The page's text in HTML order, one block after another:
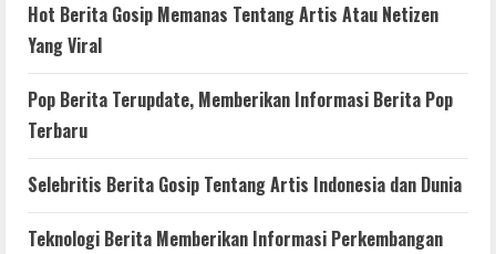
Hot Berita Gosip Memanas Tentang Artis Atau Netizen
Yang Viral
Pop Berita Terupdate, Memberikan Informasi Berita Pop
Terbaru
Selebritis Berita Gosip Tentang Artis Indonesia dan Dunia
Teknologi Berita Memberikan Informasi Perkembangan